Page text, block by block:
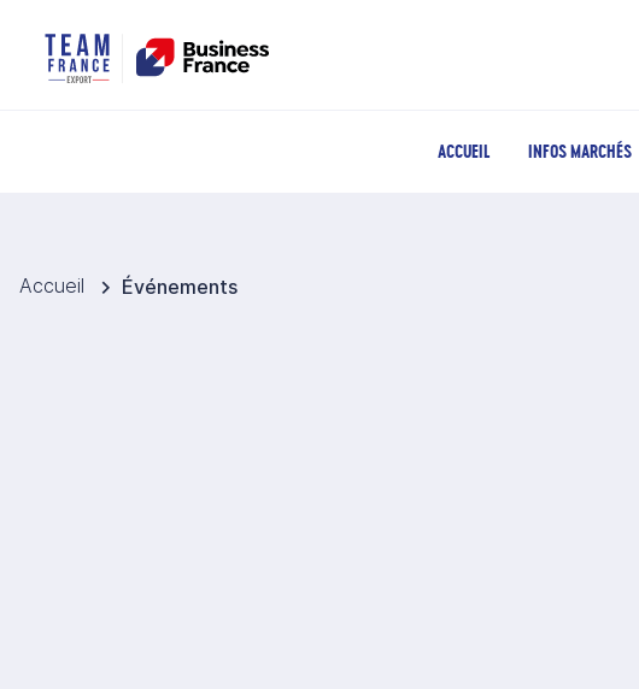
ACCUEIL INFOS MARCHÉS
Accueil Événements